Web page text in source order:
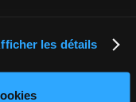
les détails